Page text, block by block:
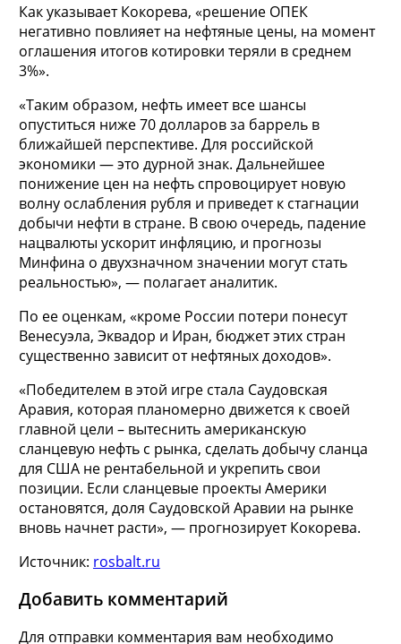
Как указывает Кокорева, «решение ОПЕК
негативно повлияет на нефтяные цены, на момент
оглашения итогов котировки теряли в среднем
3%».
«Таким образом, нефть имеет все шансы
опуститься ниже 70 долларов за баррель в
ближайшей перспективе. Для российской
экономики — это дурной знак. Дальнейшее
понижение цен на нефть спровоцирует новую
волну ослабления рубля и приведет к стагнации
добычи нефти в стране. В свою очередь, падение
нацвалюты ускорит инфляцию, и прогнозы
Минфина о двухзначном значении могут стать
реальностью», — полагает аналитик.
По ее оценкам, «кроме России потери понесут
Венесуэла, Эквадор и Иран, бюджет этих стран
существенно зависит от нефтяных доходов».
«Победителем в этой игре стала Саудовская
Аравия, которая планомерно движется к своей
главной цели – вытеснить американскую
сланцевую нефть с рынка, сделать добычу сланца
для США не рентабельной и укрепить свои
позиции. Если сланцевые проекты Америки
остановятся, доля Саудовской Аравии на рынке
вновь начнет расти», — прогнозирует Кокорева.
Источник: rosbalt.ru
Добавить комментарий
Для отправки комментария вам необходимо